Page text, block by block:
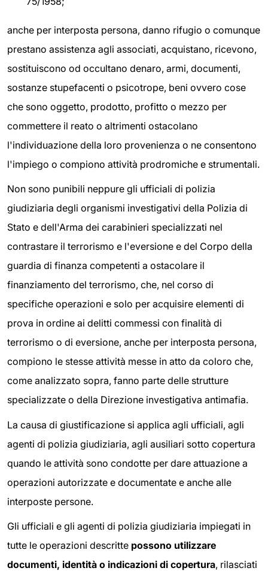
anche per interposta persona, danno rifugio o comunque
prestano assistenza agli associati, acquistano, ricevono,
sostituiscono od occultano denaro, armi, documenti,
sostanze stupefacenti o psicotrope, beni ovvero cose
che sono oggetto, prodotto, profitto o mezzo per
commettere il reato o altrimenti ostacolano
l'individuazione della loro provenienza o ne consentono
l'impiego o compiono attività prodromiche e strumentali.
Non sono punibili neppure gli ufficiali di polizia
giudiziaria degli organismi investigativi della Polizia di
Stato e dell'Arma dei carabinieri specializzati nel
contrastare il terrorismo e l'eversione e del Corpo della
guardia di finanza competenti a ostacolare il
finanziamento del terrorismo, che, nel corso di
specifiche operazioni e solo per acquisire elementi di
prova in ordine ai delitti commessi con finalità di
terrorismo o di eversione, anche per interposta persona,
compiono le stesse attività messe in atto da coloro che,
come analizzato sopra, fanno parte delle strutture
specializzate o della Direzione investigativa antimafia.
La causa di giustificazione si applica agli ufficiali, agli
agenti di polizia giudiziaria, agli ausiliari sotto copertura
quando le attività sono condotte per dare attuazione a
operazioni autorizzate e documentate e anche alle
interposte persone.
Gli ufficiali e gli agenti di polizia giudiziaria impiegati in
tutte le operazioni descritte possono utilizzare
documenti, identità o indicazioni di copertura, rilasciati